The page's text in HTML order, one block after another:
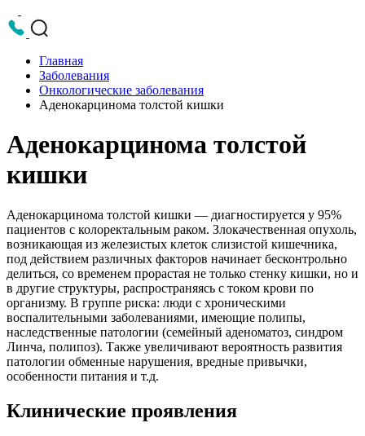
Главная
Заболевания
Онкологические заболевания
Аденокарцинома толстой кишки
Аденокарцинома толстой
кишки
Аденокарцинома толстой кишки — диагностируется у 95%
пациентов с колоректальным раком. Злокачественная опухоль,
возникающая из железистых клеток слизистой кишечника,
под действием различных факторов начинает бесконтрольно
делиться, со временем прорастая не только стенку кишки, но и
в другие структуры, распространяясь с током крови по
организму. В группе риска: люди с хроническими
воспалительными заболеваниями, имеющие полипы,
наследственные патологии (семейный аденоматоз, синдром
Линча, полипоз). Также увеличивают вероятность развития
патологии обменные нарушения, вредные привычки,
особенности питания и т.д.
Клинические проявления